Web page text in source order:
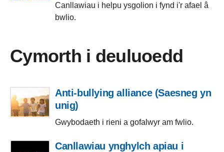
Canllawiau i helpu ysgolion i fynd i'r afael â
bwlio.
Cymorth i deuluoedd
Anti-bullying alliance (Saesneg yn
unig)
Gwybodaeth i rieni a gofalwyr am fwlio.
Canllawiau ynghylch apiau i